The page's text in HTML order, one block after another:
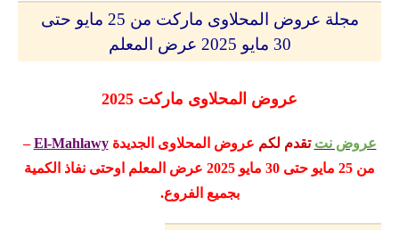
مجلة عروض المحلاوى ماركت من 25 مايو حتى
30 مايو 2025 عرض المعلم
عروض المحلاوى ماركت 2025
عروض نت تقدم لكم عروض المحلاوى الجديدةEl-Mahlawy
–
من 25 مايو حتى 30 مايو 2025 عرض المعلم
اوحتى نفاذ الكمية
بجميع الفروع.